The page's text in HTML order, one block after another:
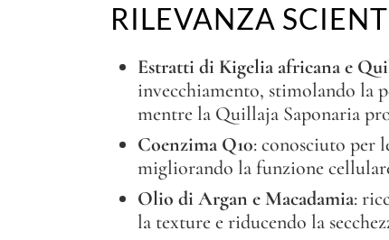
RILEVANZA
Estratti di Kigelia africana e
invecchiamento, stimolando la
mentre la Quillaja Saponaria
Coenzima Q10: conosciuto per
migliorando la funzione
Olio di Argan e Macadamia:
la texture e riducendo la